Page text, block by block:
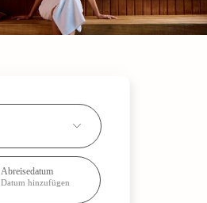
Abreisedatum
Datum hinzufügen